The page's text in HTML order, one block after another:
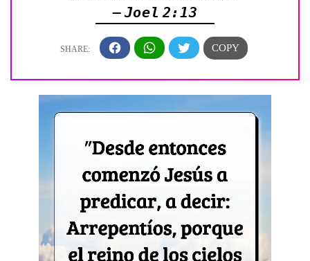
— Joel 2:13